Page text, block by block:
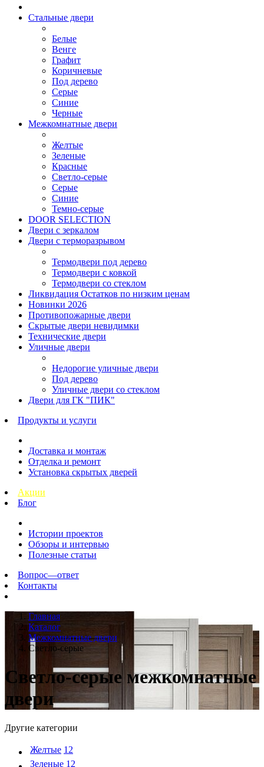
Стальные двери
Белые
Венге
Графит
Коричневые
Под дерево
Серые
Синие
Черные
Межкомнатные двери
Желтые
Зеленые
Красные
Светло-серые
Серые
Синие
Темно-серые
DOOR SELECTION
Двери с зеркалом
Двери с терморазрывом
Термодвери под дерево
Термодвери с ковкой
Термодвери со стеклом
Ликвидация Остатков по низким ценам
Новинки 2026
Противопожарные двери
Скрытые двери невидимки
Технические двери
Уличные двери
Недорогие уличные двери
Под дерево
Уличные двери со стеклом
Двери для ГК "ПИК"
Продукты и услуги
Доставка и монтаж
Отделка и ремонт
Установка скрытых дверей
Акции
Блог
Истории проектов
Обзоры и интервью
Полезные статьи
Вопрос—ответ
Контакты
Главная
Каталог
Межкомнатные двери
Светло-серые
Светло-серые межкомнатные
двери
Другие категории
Желтые 12
Зеленые 12